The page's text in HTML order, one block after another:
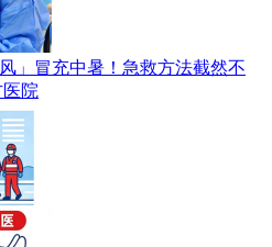
」冒充中暑！急救方法截然不
院